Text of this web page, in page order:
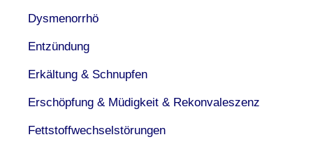
Dysmenorrhö
Entzündung
Erkältung & Schnupfen
Erschöpfung & Müdigkeit & Rekonvaleszenz
Fettstoffwechselstörungen